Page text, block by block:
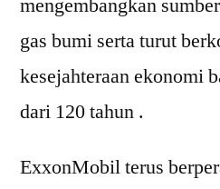
mengembangkan
gas bumi serta turut
kesejahteraan ekonomi
dari 120 tahun .
ExxonMobil terus